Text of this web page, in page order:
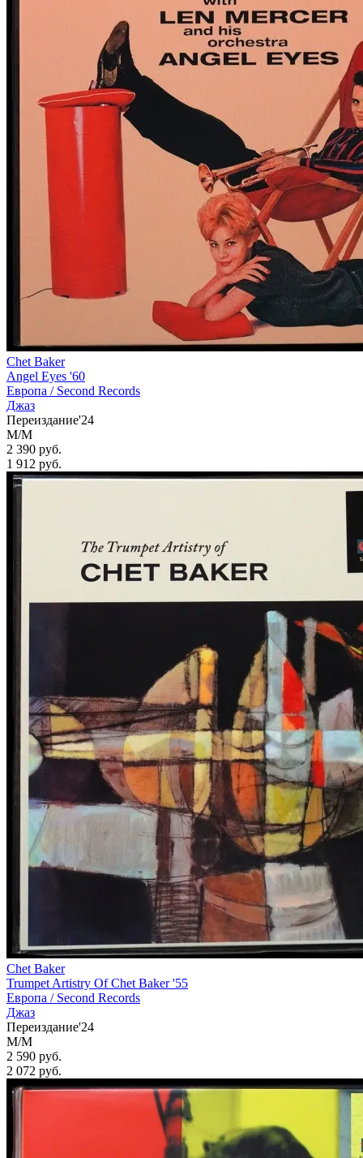
Chet Baker
Angel Eyes '60
Европа / Second Records
Джаз
Переиздание'24
M/M
2 390 руб.
1 912 руб.
Chet Baker
Trumpet Artistry Of Chet Baker '55
Европа / Second Records
Джаз
Переиздание'24
M/M
2 590 руб.
2 072 руб.